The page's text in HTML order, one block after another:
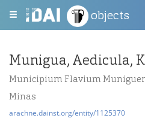
objects
Munigua, Aedicula,
Municipium Flavium
Minas
arachne.dainst.org/entity/1125370